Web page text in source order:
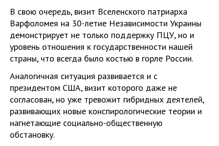
В свою очередь, визит Вселенского патриарха
Варфоломея на 30-летие Независимости Украины
демонстрирует не только поддержку ПЦУ, но и
уровень отношения к государственности нашей
страны, что всегда было костью в горле России.
Аналогичная ситуация развивается и с
президентом США, визит которого даже не
согласован, но уже тревожит гибридных деятелей,
развивающих новые конспирологические теории и
нагнетающие социально-общественную
обстановку.